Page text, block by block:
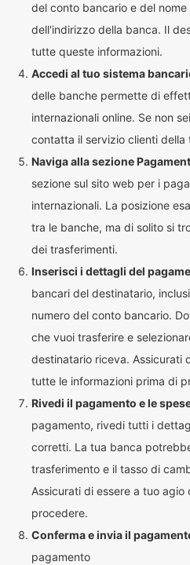
del conto bancario e del
dell'indirizzo della banca. Il
tutte queste informazioni.
Accedi al tuo sistema
delle banche permette di
internazionali online. Se non
contatta il servizio clienti della
Naviga alla sezione
sezione sul sito web per i
internazionali. La posizione
tra le banche, ma di solito si
dei trasferimenti.
Inserisci i dettagli del
bancari del destinatario,
numero del conto bancario.
che vuoi trasferire e
destinatario riceva. Assicurati
tutte le informazioni prima di
Rivedi il pagamento e le
pagamento, rivedi tutti i
corretti. La tua banca
trasferimento e il tasso di
Assicurati di essere a tuo
procedere.
Conferma e invia il
pagamento